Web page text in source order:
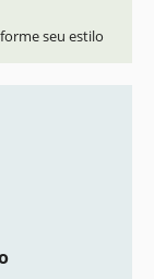
seu estilo